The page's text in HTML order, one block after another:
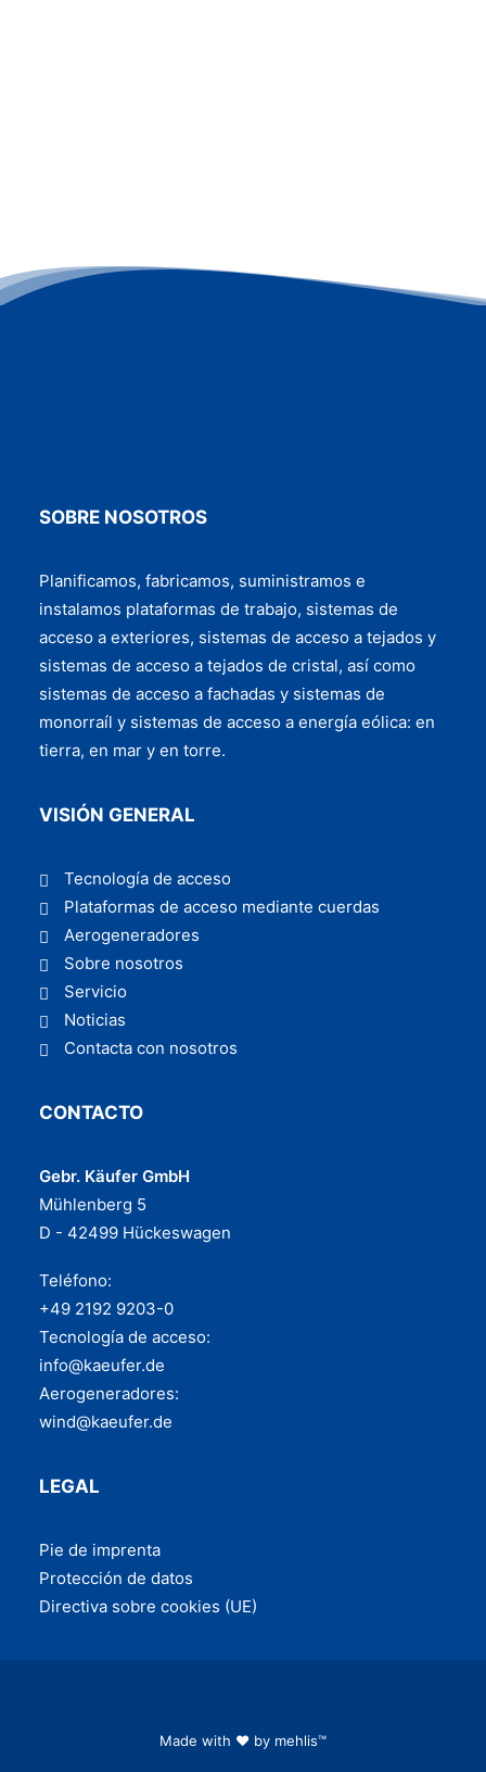
SOBRE NOSOTROS
Planificamos, fabricamos, suministramos e
instalamos plataformas de trabajo, sistemas de
acceso a exteriores, sistemas de acceso a tejados y
sistemas de acceso a tejados de cristal, así como
sistemas de acceso a fachadas y sistemas de
monorraíl y sistemas de acceso a energía eólica: en
tierra, en mar y en torre.
VISIÓN GENERAL
Tecnología de acceso
Plataformas de acceso mediante cuerdas
Aerogeneradores
Sobre nosotros
Servicio
Noticias
Contacta con nosotros
CONTACTO
Gebr. Käufer GmbH
Mühlenberg 5
D - 42499 Hückeswagen
Teléfono:
+49 2192 9203-0
Tecnología de acceso:
info@kaeufer.de
Aerogeneradores:
wind@kaeufer.de
LEGAL
Pie de imprenta
Pro­tec­ción de datos
Direc­ti­va sobre coo­kies (UE)
Made with ♥ by mehlis™